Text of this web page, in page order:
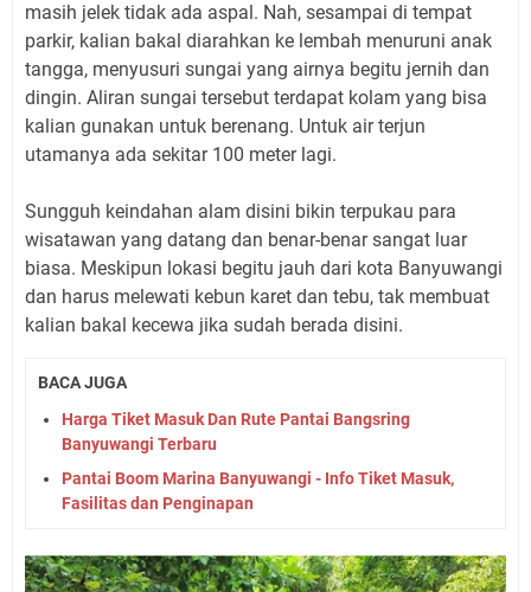
masih jelek tidak ada aspal. Nah, sesampai di tempat
parkir, kalian bakal diarahkan ke lembah menuruni anak
tangga, menyusuri sungai yang airnya begitu jernih dan
dingin. Aliran sungai tersebut terdapat kolam yang bisa
kalian gunakan untuk berenang. Untuk air terjun
utamanya ada sekitar 100 meter lagi.
Sungguh keindahan alam disini bikin terpukau para
wisatawan yang datang dan benar-benar sangat luar
biasa. Meskipun lokasi begitu jauh dari kota Banyuwangi
dan harus melewati kebun karet dan tebu, tak membuat
kalian bakal kecewa jika sudah berada disini.
BACA JUGA
Harga Tiket Masuk Dan Rute Pantai Bangsring
Banyuwangi Terbaru
Pantai Boom Marina Banyuwangi - Info Tiket Masuk,
Fasilitas dan Penginapan